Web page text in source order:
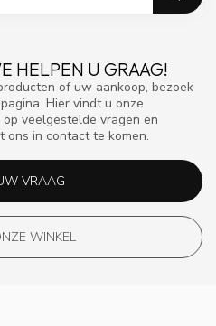
HELPEN U GRAAG!
of uw aankoop, bezoek
Hier vindt u onze
veelgestelde vragen en
ons in contact te komen.
VRAAG
WINKEL